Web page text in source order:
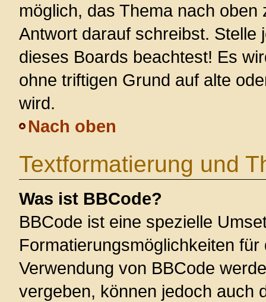
möglich, das Thema nach
Antwort darauf schreibst. Stelle
dieses Boards beachtest! Es
ohne triftigen Grund auf alte
wird.
Nach oben
Textformatierung und
Was ist BBCode?
BBCode ist eine spezielle
Formatierungsmöglichkeiten
Verwendung von BBCode
vergeben, können jedoch auch